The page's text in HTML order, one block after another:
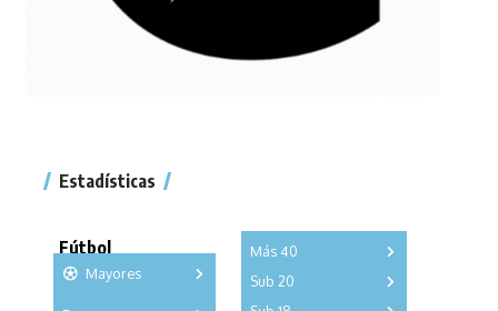
Estadísticas
Fútbol
Mayores
Más 40
Sub 20